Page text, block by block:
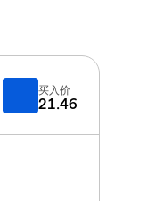
买入价
21.46